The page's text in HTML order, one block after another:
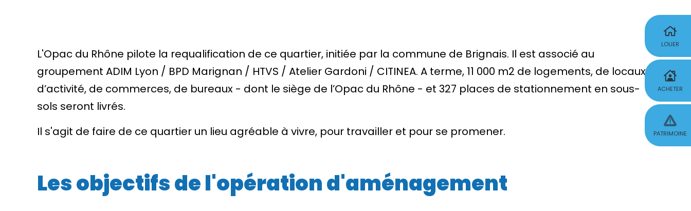
LOUER
ACHETER
PATRIMOINE
L'Opac du Rhône pilote la requalification de ce quartier, initiée par la commune de Brignais. Il est associé au
groupement ADIM Lyon / BPD Marignan / HTVS / Atelier Gardoni / CITINEA. A terme, 11 000 m2 de logements, de locaux
d’activité, de commerces, de bureaux - dont le siège de l’Opac du Rhône - et 327 places de stationnement en sous-
sols seront livrés.
Il s'agit de faire de ce quartier un lieu agréable à vivre, pour travailler et pour se promener.
Les objectifs de l'opération d'aménagement